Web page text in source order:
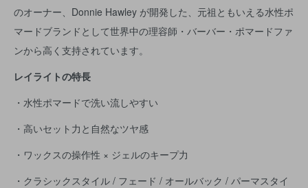
のオーナー、Donnie Hawley が開発した、元祖ともいえる水性ポ
マードブランドとして世界中の理容師・バーバー・ポマードファ
ンから高く支持されています。
レイライトの特長
・水性ポマードで洗い流しやすい
・高いセット力と自然なツヤ感
・ワックスの操作性 × ジェルのキープ力
・クラシックスタイル / フェード / オールバック / パーマスタイ